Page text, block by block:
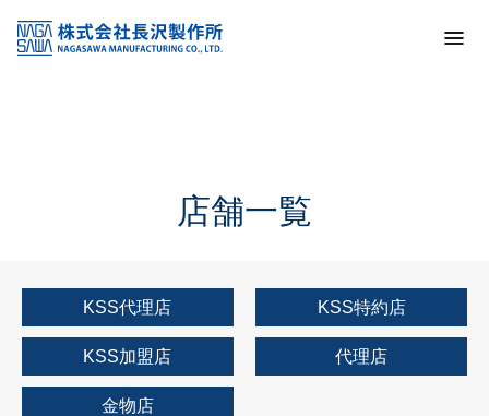
KSS加盟店・取扱店情報
店舗一覧
店舗一覧
KSS代理店 KSS特約店
KSS加盟店 代理店
金物店